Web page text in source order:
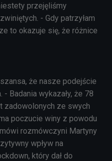
przejęliśmy
- Gdy patrzyłam
to okazuje się, że różnice
że nasze podejście
Badania wykazały, że 78
zadowolonych ze swych
poczucie winy z powodu
rozmówczyni Martyny
wpływ na
który dał do